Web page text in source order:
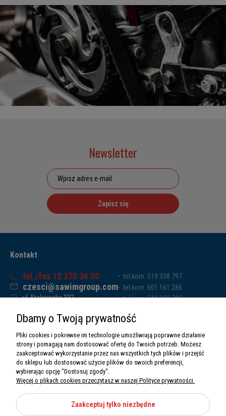
Newsletter
Zapisz się
Kontakt
tel./fax 12 270 36 50
czesci@sawimgroup.com
ul. Krakowska 332,
Sawim Group Mariusz Zdyb sp. k.
NIP: 5130284470
REGON: 5246591010
tel.kom. 519 338 797
tel.kom. 601 161 286
tel.kom. 519 338 793
O nas
Informacje
Dbamy o Twoją prywatność
Pliki cookies i pokrewne im technologie umożliwiają poprawne działanie
strony i pomagają nam dostosować ofertę do Twoich potrzeb. Możesz
zaakceptować wykorzystanie przez nas wszystkich tych plików i przejść
do sklepu lub dostosować użycie plików do swoich preferencji,
wybierając opcję "Dostosuj zgody".
Więcej o plikach cookies przeczytasz w naszej Polityce prywatności.
Zaakceptuj tylko niezbędne